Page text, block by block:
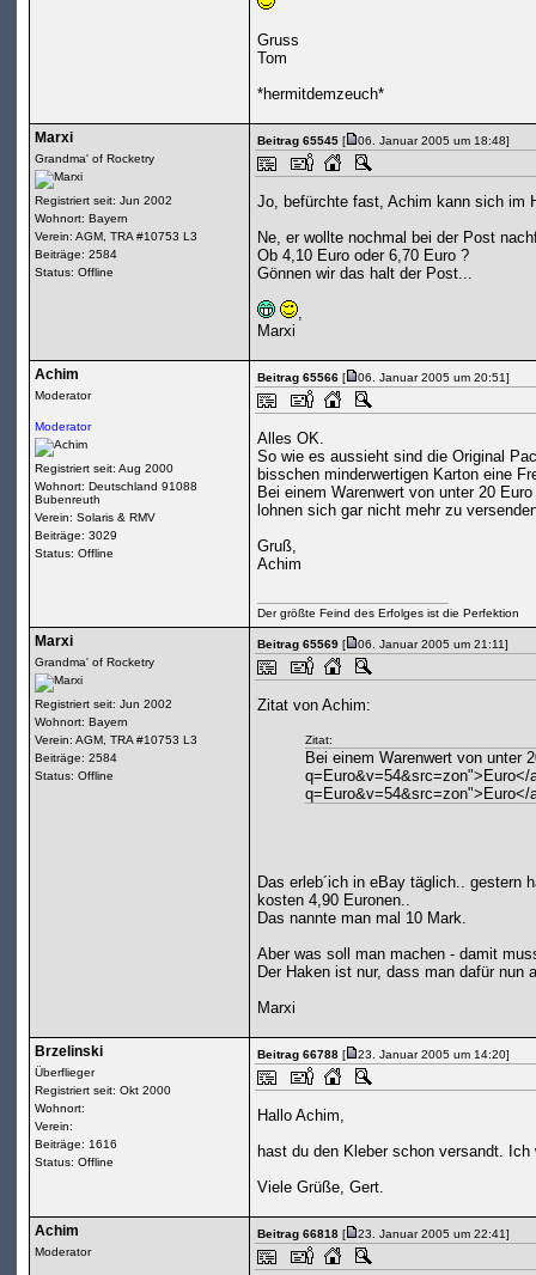
Gruss
Tom
*hermitdemzeuch*
Marxi
Grandma' of Rocketry
Registriert seit: Jun 2002
Wohnort: Bayern
Verein: AGM, TRA #10753 L3
Beiträge: 2584
Status: Offline
Beitrag 65545[ 06. Januar 2005 um 18:48]
Jo, befürchte fast, Achim kann sich im
Ne, er wollte nochmal bei der Post
Ob 4,10 Euro oder 6,70 Euro ?
Gönnen wir das halt der Post...
,
Marxi
Achim
Moderator
Moderator
Registriert seit: Aug 2000
Wohnort: Deutschland 91088
Bubenreuth
Verein: Solaris & RMV
Beiträge: 3029
Status: Offline
Beitrag 65566[ 06. Januar 2005 um 20:51]
Alles OK.
So wie es aussieht sind die Original
bisschen minderwertigen Karton eine
Bei einem Warenwert von unter 20
lohnen sich gar nicht mehr zu
Gruß,
Achim
Der größte Feind des Erfolges ist die Perfektion
Marxi
Grandma' of Rocketry
Registriert seit: Jun 2002
Wohnort: Bayern
Verein: AGM, TRA #10753 L3
Beiträge: 2584
Status: Offline
Beitrag 65569[ 06. Januar 2005 um 21:11]
Zitat von Achim:
Zitat:
Bei einem Warenwert von unter
Das erleb´ich in eBay täglich.. gestern
kosten 4,90 Euronen..
Das nannte man mal 10 Mark.
Aber was soll man machen - damit
Der Haken ist nur, dass man dafür nun
Marxi
Brzelinski
Überflieger
Registriert seit: Okt 2000
Wohnort:
Verein:
Beiträge: 1616
Status: Offline
Beitrag 66788[ 23. Januar 2005 um 14:20]
Hallo Achim,
hast du den Kleber schon versandt.
Viele Grüße, Gert.
Achim
Moderator
Beitrag 66818[ 23. Januar 2005 um 22:41]